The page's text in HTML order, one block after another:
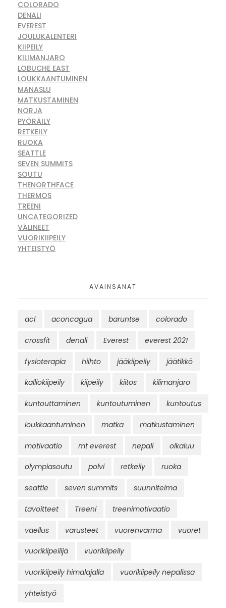
COLORADO
DENALI
EVEREST
JOULUKALENTERI
KIIPEILY
KILIMANJARO
LOBUCHE EAST
LOUKKAANTUMINEN
MANASLU
MATKUSTAMINEN
NORJA
PYÖRÄILY
RETKEILY
RUOKA
SEATTLE
SEVEN SUMMITS
SOUTU
THENORTHFACE
THERMOS
TREENI
UNCATEGORIZED
VÄLINEET
VUORIKIIPEILY
YHTEISTYÖ
AVAINSANAT
acl aconcagua baruntse colorado
crossfit denali Everest everest 2021
fysioterapia hiihto jääkiipeily jäätikkö
kalliokiipeily kiipeily kiitos kilimanjaro
kuntouttaminen kuntoutuminen kuntoutus
loukkaantuminen matka matkustaminen
motivaatio mt everest nepali olkaluu
olympiasoutu polvi retkeily ruoka
seattle seven summits suunnitelma
tavoitteet Treeni treenimotivaatio
vaellus varusteet vuorenvarma vuoret
vuorikiipeilijä vuorikiipeily
vuorikiipeily himalajalla vuorikiipeily nepalissa
yhteistyö